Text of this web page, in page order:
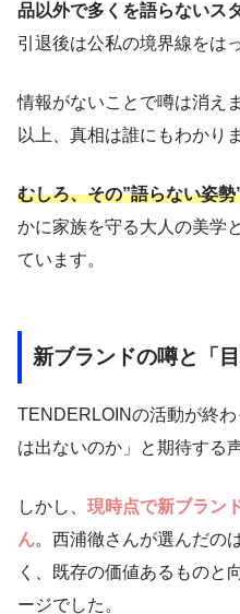
品以外で多くを語らないス
引退後は公私の境界線をは
情報がないことで噂は消え
以上、真相は誰にもわかり
むしろ、その”語らない姿
かに家族を守る大人の美学
ています。
新ブランドの噂と「
TENDERLOINの活動が終
は出ないのか」と期待する
しかし、 現時点で新ブラン
ん。西浦徹さんが選んだの
く、既存の価値あるものと
ージでした。